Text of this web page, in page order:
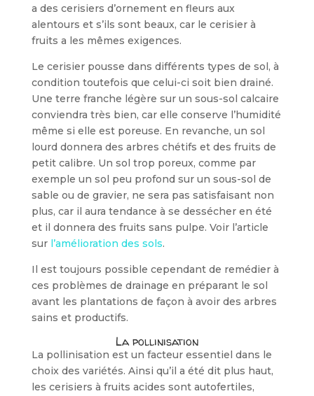
a des cerisiers d’ornement en fleurs aux
alentours et s’ils sont beaux, car le cerisier à
fruits a les mêmes exigences.
Le cerisier pousse dans différents types de sol, à
condition toutefois que celui-ci soit bien drainé.
Une terre franche légère sur un sous-sol calcaire
conviendra très bien, car elle conserve l’humidité
même si elle est poreuse. En revanche, un sol
lourd donnera des arbres chétifs et des fruits de
petit cali­bre. Un sol trop poreux, comme par
exemple un sol peu profond sur un sous-sol de
sable ou de gravier, ne sera pas satisfaisant non
plus, car il aura ten­dance à se dessécher en été
et il donnera des fruits sans pulpe. Voir l’article
sur l’amélioration des sols.
Il est toujours possible cependant de remédier à
ces problèmes de drainage en préparant le sol
avant les plantations de façon à avoir des arbres
sains et productifs.
La pollinisation
La pollinisation est un facteur essen­tiel dans le
choix des variétés. Ainsi qu’il a été dit plus haut,
les cerisiers à fruits acides sont autofertiles,